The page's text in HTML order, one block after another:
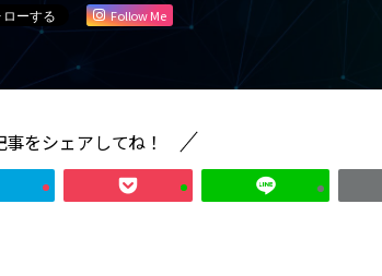
Follow Me
をシェアしてね！